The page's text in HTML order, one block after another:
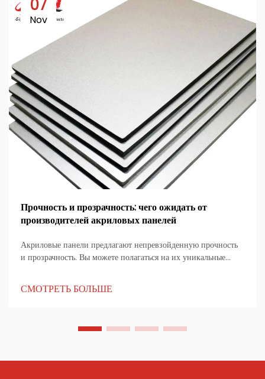
07
Nov
Прочность и прозрачность: чего ожидать от
производителей акриловых панелей
Акриловые панели предлагают непревзойденную прочность
и прозрачность. Вы можете полагаться на их уникальные
технологии производства повышают их прочность и
СМОТРЕТЬ БОЛЬШЕ